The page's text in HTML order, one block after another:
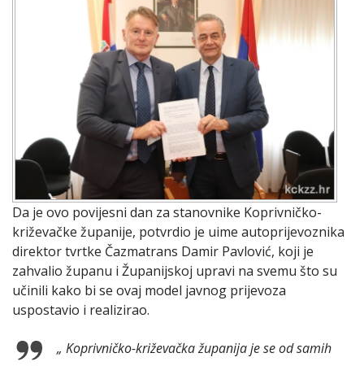
Da je ovo povijesni dan za stanovnike Koprivničko-
križevačke županije, potvrdio je uime autoprijevoznika
direktor tvrtke Čazmatrans Damir Pavlović, koji je
zahvalio županu i Županijskoj upravi na svemu što su
učinili kako bi se ovaj model javnog prijevoza
uspostavio i realizirao.
„ Koprivničko-križevačka županija je se od samih